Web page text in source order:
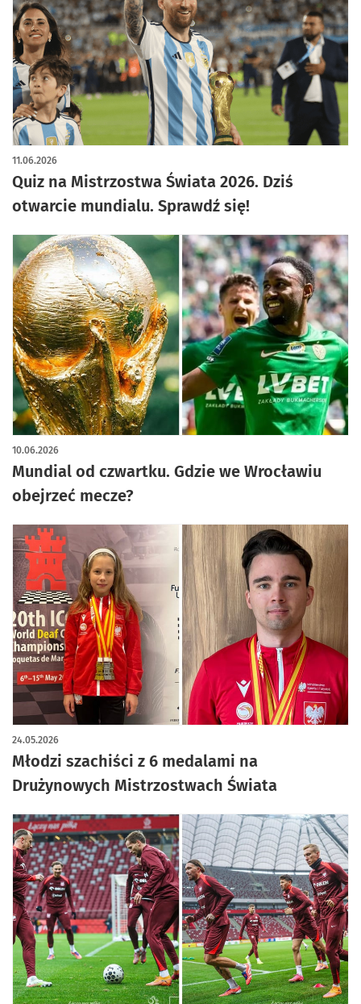
Quiz na Mistrzostwa Świata 2026. Dziś
otwarcie mundialu. Sprawdź się!
11.06.2026
Mundial od czwartku. Gdzie we Wrocławiu
obejrzeć mecze?
10.06.2026
Młodzi szachiści z 6 medalami na
Drużynowych Mistrzostwach Świata
24.05.2026